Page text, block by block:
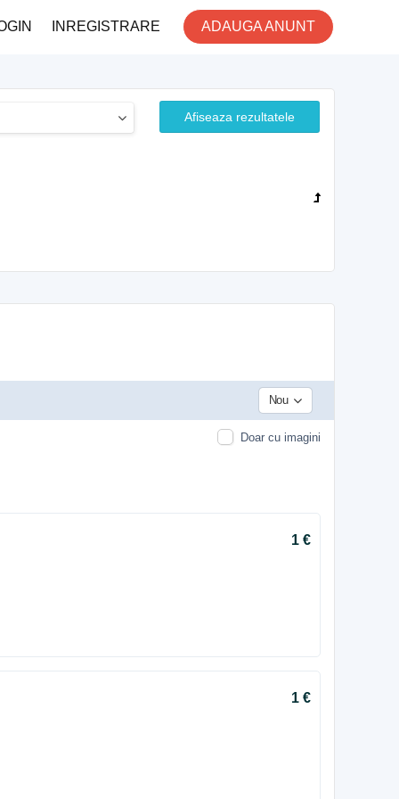
ADAUGA ANUNT
INREGISTRARE
Afiseaza rezultatele
Nou
Doar cu imagini
1 €
1 €